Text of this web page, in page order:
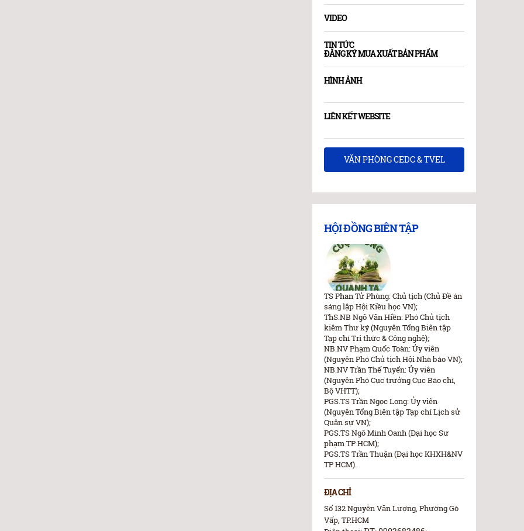
VIDEO
TIN TỨC
ĐĂNG KÝ MUA XUẤT BẢN PHẨM
HÌNH ẢNH
LIÊN KẾT WEBSITE
VĂN PHÒNG CEDC & TVEL
HỘI ĐỒNG BIÊN TẬP
TS Phan Tử Phùng: Chủ tịch (Chủ Đề án
sáng lập Hội Kiều học VN);
ThS.NB Ngô Văn Hiền: Phó Chủ tịch
kiêm Thư ký (Nguyên Tổng Biên tập
Tạp chí Tri thức & Công nghệ);
NB.NV Phạm Quốc Toàn: Ủy viên
(Nguyên Phó Chủ tịch Hội Nhà báo VN);
NB.NV Trần Thế Tuyển: Ủy viên
(Nguyên Phó Cục trưởng Cục Báo chí,
Bộ VHTT);
PGS.TS Trần Ngọc Long: Ủy viên
(Nguyên Tổng Biên tập Tạp chí Lịch sử
Quân sự VN);
PGS.TS Ngô Minh Oanh (Đại học Sư
phạm TP HCM);
PGS.TS Trần Thuận (Đại học KHXH&NV
TP HCM).
ĐỊA CHỈ
Số 132 Nguyễn Văn Lượng, Phường Gò
Vấp, TP.HCM